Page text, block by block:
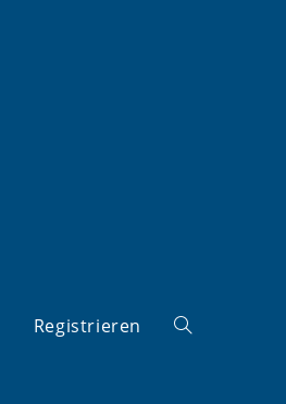
Registrieren Website-